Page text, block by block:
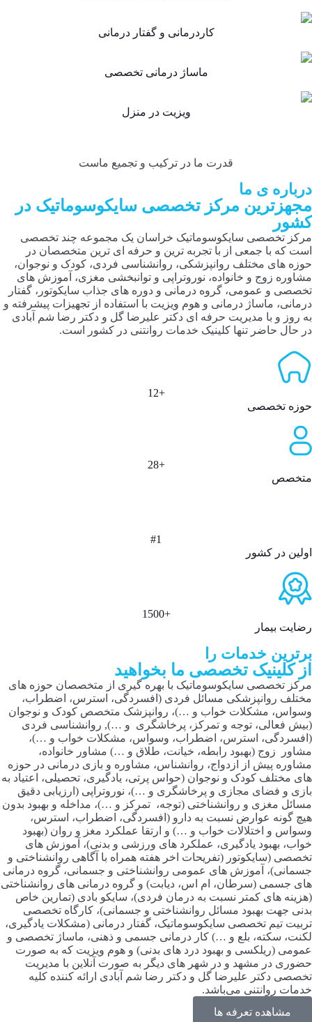
کاردرمانی و گفتار درمانی
ماساژ درمانی تخصصی
ویزیت در منزل
قدرت ما در ترکیب و تجمیع ماست
درباره ی ما
مجهزترین مرکز تخصصی سایکوسوماتیک در
کشور
مرکز تخصصی سایکوسوماتیک خراسان یک مجموعه چند تخصصی
است که با جمعی از با تجربه ترین و حرفه ای ترین متخصصان در
حوزه های مختلف روانپزشکی، روانشناسی فردی، کودک و نوجوان،
مشاوره زوج و خانواده، نوروتراپی و توانبخشی مغزی، آموزش های
تخصصی و عمومی، گروه درمانی و دوره های جذاب سایکوتور، گفتار
درمانی، ماساژ درمانی و هوم ویزیت با استفاده از تجهیزات پیشرفته و
به روز و با مدیریت حرفه ای دکتر علیرضا گل و دکتر رضا شم آبادی
در حال حاضر تنها کلینیک خدمات روانتنی در کشور است.
+12
حوزه تخصصی
+28
متخصص
#1
اولین در کشور
+1500
رضایت بیمار
برترین خدمات را
از کلینیک تخصصی ما بخواهید
مرکز تخصصی سایکوسوماتیک با بهره گیری از متخصصان حوزه های
مختلف روانپزشکی مسائل فردی (افسردگی، استرس، اضطراب،
وسواس، مشکلات خواب و …)، روانپزشک متخصص کودک و نوجوان
(بیش فعالی، توجه و تمرکز، پرخاشگری و …), روانشناسی فردی
(افسردگی، استرس، اضطراب، وسواس، مشکلات خواب و …)،
مشاور زوج (بهبود رابطه، خیانت، طلاق و …) مشاور خانواده،
مشاوره پیش از ازدواج، روانشناس، مشاوره و بازی درمانی در حوزه
های مختلف کودک و نوجوان (حواس پرتی، یادگیری، تحصیلی، اعتیاد به
بازی و فضای مجازی و پرخاشگری و …)، نوروتراپی (ارزیابی دقیق
مسائل مغزی و روانشناختی (توجه، تمرکز و …)، مداخله و بهبود بدون
هیچ گونه عوارض نسبت به دارو (افسردگی، اضطراب، استرس،
وسواس و اختلالات خواب و …) و ارتقا عملکرد مغز و روان (بهبود
خواب، بهبود یادگیری، عملکرد های ورزشی و بدنی)، آموزش های
تخصصی (سایکوتور (تفریحات اخر هفته همراه با آگاهی روانشناختی و
جسمانی)، آموزش های عمومی روانشناختی و جسمانی، گروه درمانی
های جسمی (سرطان، ام اس، دیابت) و گروه درمانی های روانشناختی
(هزینه های کمتر نسبت به درمان فردی)، سایکو بادی (تمارین خاص
بدنی جهت بهبود مسائل روانشناختی و جسمانی)، کارگاه تخصصی
تربیت تیم تخصصی سایکوسوماتیک، گفتار درمانی (مشکلات یادگیری،
لکنت، سکته، بلع و …) کار درمانی جسمی و ذهنی، ماساژ تخصصی و
عمومی (ریلکسی و بهبود درد های بدنی) و هوم ویزیت که به صورت
حضوری در مشهد و در شهر های دیگر به صورت آنلاین با مدیریت
تخصصی دکتر علیرضا گل و دکتر رضا شم آبادی ارائه کننده کلیه
خدمات روانتنی می‌باشد.
مشاهده تعرفه ها